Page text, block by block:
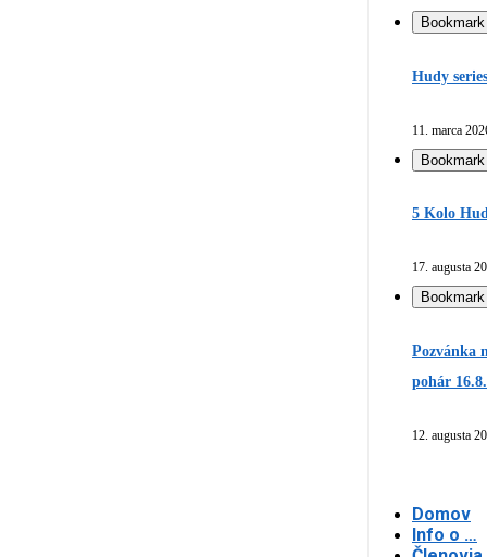
Bookmark
Hudy
11. marca
Bookmark
5 Kolo
17. augusta
Bookmark
Pozvánka
pohár
12. augusta
Domov
Info o …